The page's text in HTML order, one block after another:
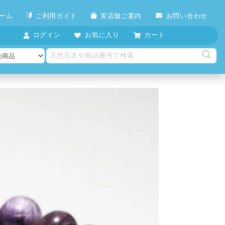
ム ご利用ガイド 実店舗ご案内 お問い合わせ
ログイン お気に入り カート